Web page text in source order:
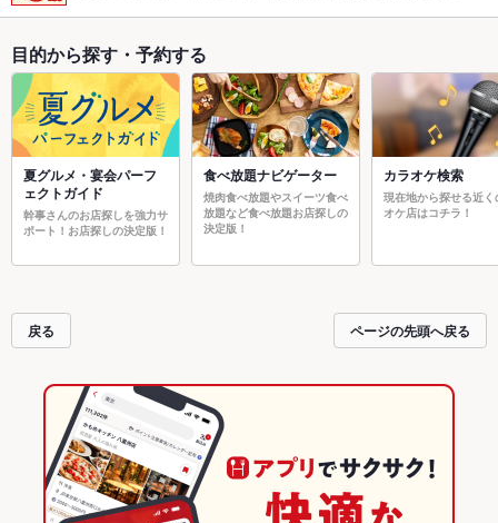
目的から探す・予約する
夏グルメ・宴会パーフ
ェクトガイド
幹事さんのお店探しを強力サ
ポート！お店探しの決定版！
食べ放題ナビゲーター
焼肉食べ放題やスイーツ食べ
放題など食べ放題お店探しの
決定版！
カラオケ検索
現在地から探せる近く
オケ店はコチラ！
戻る ページの先頭へ戻る